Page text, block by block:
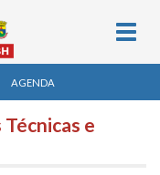
AGENDA
e